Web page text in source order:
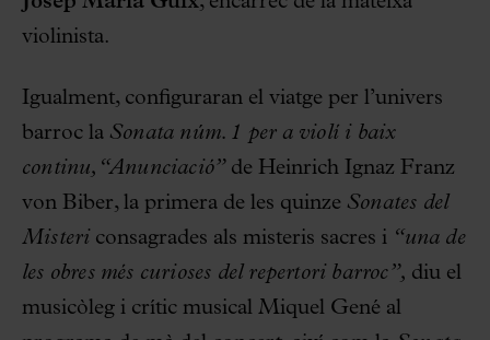
violinista.
Igualment, configuraran el viatge per l’univers
barroc la Sonata núm. 1 per a violí i baix
continu, “Anunciació”de Heinrich Ignaz Franz
von Biber, la primera de les quinze Sonates del
Misteri consagrades als misteris sacres i “una de
les obres més curioses del repertori barroc”, diu el
musicòleg i crític musical Miquel Gené al